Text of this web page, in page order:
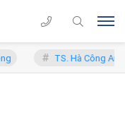
TS. Hà Công Anh Bảo - Phó